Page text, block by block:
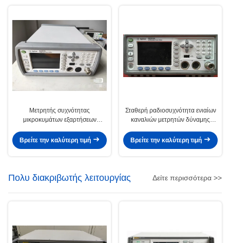
Μετρητής συχνότητας
μικροκυμάτων εξαρτήσεων
N1913A Agilent RF
Βρείτε την καλύτερη τιμή
Σταθερή ραδιοσυχνότητα ενιαίων
καναλιών μετρητών δύναμης
Βρείτε την καλύτερη τιμή
Πολυ διακριβωτής λειτουργίας Δείτε περισσότερα >>